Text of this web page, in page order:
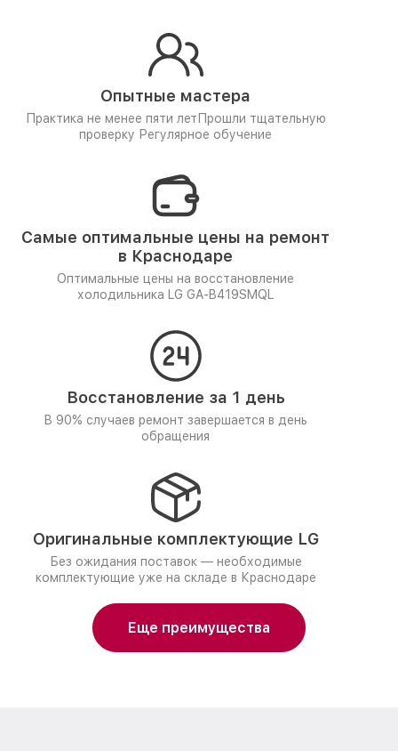
Опытные мастера
Практика не менее пяти лет Прошли тщательную
проверку Регулярное обучение
Самые оптимальные цены на ремонт
в Краснодаре
Оптимальные цены на восстановление
холодильника LG GA-B419SMQL
Восстановление за 1 день
В 90% случаев ремонт завершается в день
обращения
Оригинальные комплектующие LG
Без ожидания поставок — необходимые
комплектующие уже на складе в Краснодаре
Еще преимущества